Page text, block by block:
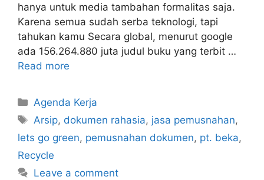
hanya untuk media tambahan formalitas saja.
Karena semua sudah serba teknologi, tapi
tahukan kamu Secara global, menurut google
ada 156.264.880 juta judul buku yang terbit …
Read more
Agenda Kerja
Arsip, dokumen rahasia, jasa pemusnahan,
lets go green, pemusnahan dokumen, pt. beka,
Recycle
Leave a comment